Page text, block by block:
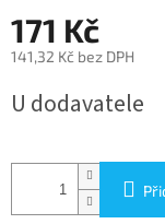
171 Kč
141,32 Kč bez DPH
cena:
U dodavatele